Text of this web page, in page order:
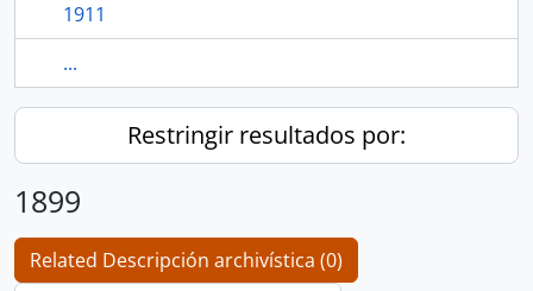
1911
...
Restringir resultados por:
1899
Related Descripción archivística (0)